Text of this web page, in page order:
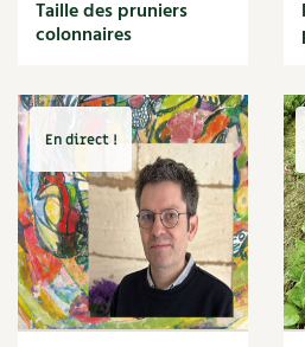
Cuisine saine
Décoration
DIY
Eau
Énergie
Enfants
Expérimentation
Fleur
Jardin bio
Légumes
Légumineuse
Taille des pruniers
colonnaires
En direct !